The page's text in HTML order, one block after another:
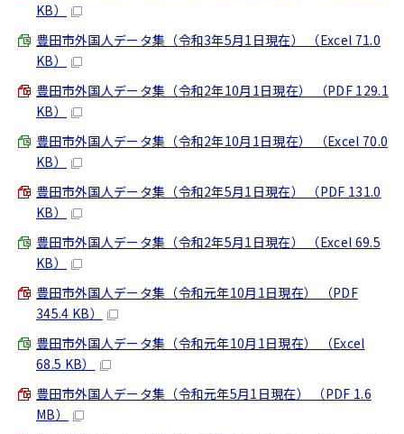
KB）
豊田市外国人データ集（令和3年5月1日現在） （Excel 71.0
KB）
豊田市外国人データ集（令和2年10月1日現在） （PDF 129.1
KB）
豊田市外国人データ集（令和2年10月1日現在） （Excel 70.0
KB）
豊田市外国人データ集（令和2年5月1日現在） （PDF 131.0
KB）
豊田市外国人データ集（令和2年5月1日現在） （Excel 69.5
KB）
豊田市外国人データ集（令和元年10月1日現在） （PDF
345.4 KB）
豊田市外国人データ集（令和元年10月1日現在） （Excel
68.5 KB）
豊田市外国人データ集（令和元年5月1日現在） （PDF 1.6
MB）